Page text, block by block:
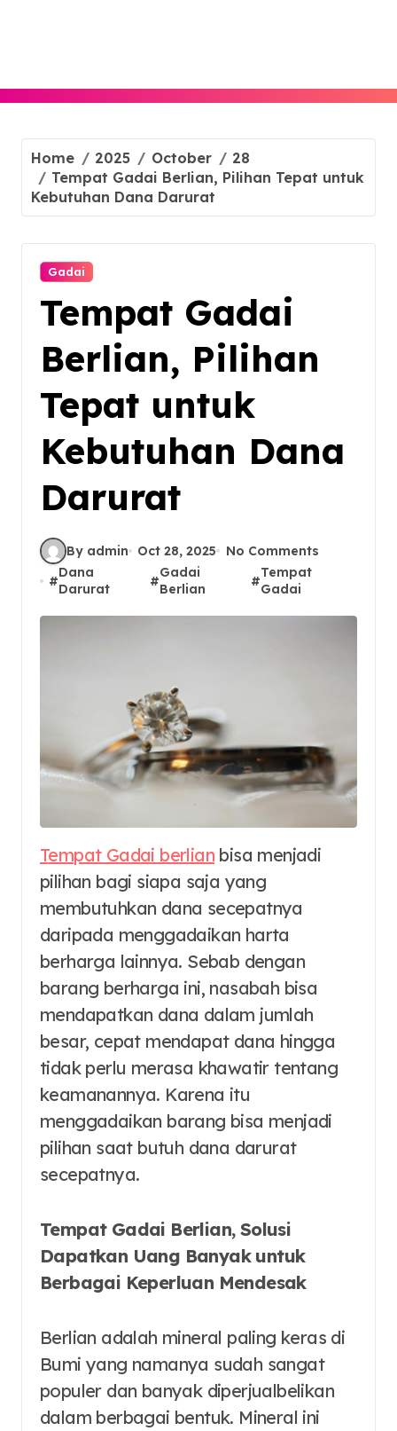
Home 2025 October
28
Tempat Gadai Berlian, Pilihan Tepat untuk
Kebutuhan Dana Darurat
Gadai
Tempat Gadai
Berlian, Pilihan
Tepat untuk
Kebutuhan Dana
Darurat
By admin Oct 28, 2025
No Comments
#
Dana
Darurat
#
Gadai
Berlian
#
Tempat
Gadai
Tempat Gadai berlian bisa menjadi
pilihan bagi siapa saja yang
membutuhkan dana secepatnya
daripada menggadaikan harta
berharga lainnya. Sebab dengan
barang berharga ini, nasabah bisa
mendapatkan dana dalam jumlah
besar, cepat mendapat dana hingga
tidak perlu merasa khawatir tentang
keamanannya. Karena itu
menggadaikan barang bisa menjadi
pilihan saat butuh dana darurat
secepatnya.
Tempat Gadai Berlian, Solusi
Dapatkan Uang Banyak untuk
Berbagai Keperluan Mendesak
Berlian adalah mineral paling keras di
Bumi yang namanya sudah sangat
populer dan banyak diperjualbelikan
dalam berbagai bentuk. Mineral ini